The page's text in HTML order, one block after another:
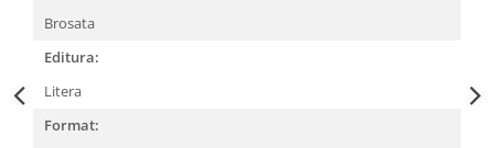
Brosata
Editura:
Litera
Format: